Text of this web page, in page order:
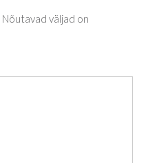
Nõutavad väljad on